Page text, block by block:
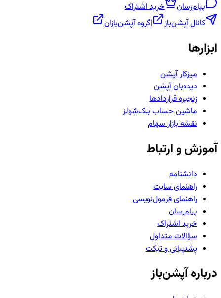
پیام‌رسان
خرید اشتراک
کانال آپشن‌باز
|گروه آپشن‌بازان
ابزارها
میزکار آپشن
دیده‌بان آپشن
زنجیره قراردادها
ماشین حساب بلک‌شولز
نقشه بازار سهام
آموزش و ارتباط
دانشنامه
راهنمای سایت
راهنمای فرمول‌نویسی
پیام‌رسان
خرید اشتراک
سؤالات متداول
پشتیبانی و تیکت
درباره آپشن‌باز